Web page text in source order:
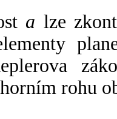
a lze
rohu